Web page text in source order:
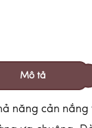
Mô tả
năng cản